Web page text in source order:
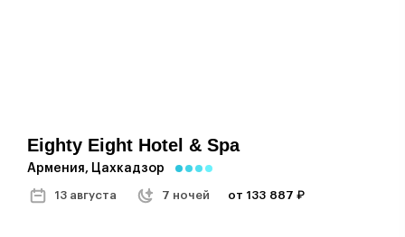
Eighty Eight Hotel & Spa
Армения, Цахкадзор
13 августа 7 ночей от 133 887 ₽